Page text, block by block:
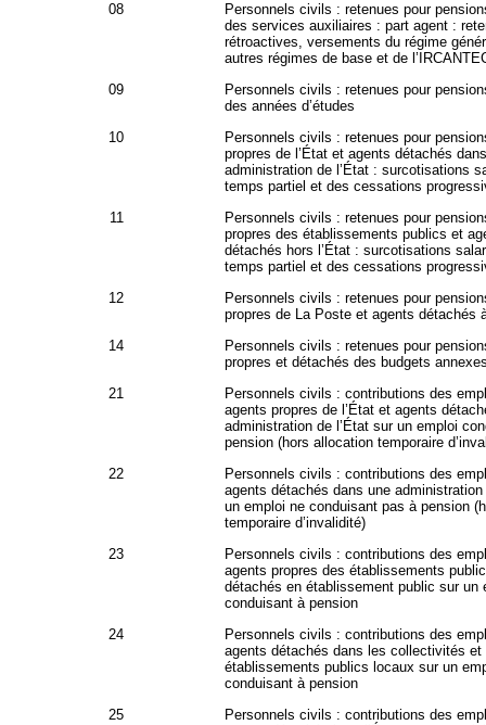
08
Personnels civils : retenues pour
des services auxiliaires : part agent :
rétroactives, versements du régime
autres régimes de base et de
09
Personnels civils : retenues pour
des années d’études
10
Personnels civils : retenues pour
propres de l’État et agents détachés
administration de l’État : surcotisations
temps partiel et des cessations
11
Personnels civils : retenues pour
propres des établissements publics et
détachés hors l’État : surcotisations
temps partiel et des cessations
12
Personnels civils : retenues pour
propres de La Poste et agents détachés
14
Personnels civils : retenues pour
propres et détachés des budgets
21
Personnels civils : contributions des
agents propres de l’État et agents
administration de l’État sur un emploi
pension (hors allocation temporaire
22
Personnels civils : contributions des
agents détachés dans une administration
un emploi ne conduisant pas à pension
temporaire d’invalidité)
23
Personnels civils : contributions des
agents propres des établissements
détachés en établissement public sur un
conduisant à pension
24
Personnels civils : contributions des
agents détachés dans les collectivités et
établissements publics locaux sur un
conduisant à pension
25
Personnels civils : contributions des